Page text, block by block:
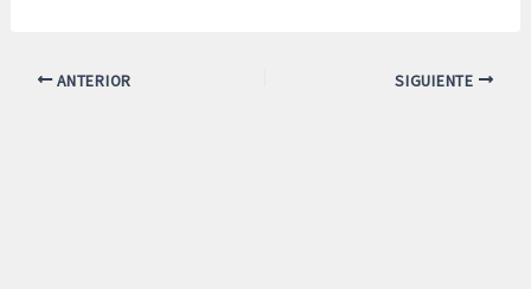
ANTERIOR SIGUIENTE